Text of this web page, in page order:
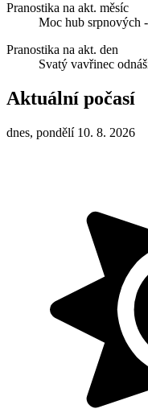
Pranostika na akt. měsíc
Moc hub srpnových
Pranostika na akt. den
Svatý vavřinec
Aktuální počasí
dnes, pondělí 10. 8. 2026